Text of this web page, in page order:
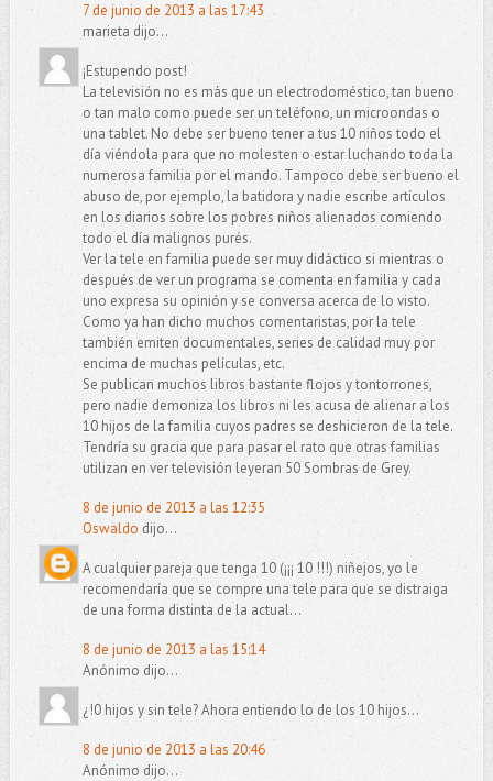
7 de junio de 2013 a las 17:43
marieta dijo...
¡Estupendo post!
La televisión no es más que un electrodoméstico, tan bueno
o tan malo como puede ser un teléfono, un microondas o
una tablet. No debe ser bueno tener a tus 10 niños todo el
día viéndola para que no molesten o estar luchando toda la
numerosa familia por el mando. Tampoco debe ser bueno el
abuso de, por ejemplo, la batidora y nadie escribe artículos
en los diarios sobre los pobres niños alienados comiendo
todo el día malignos purés.
Ver la tele en familia puede ser muy didáctico si mientras o
después de ver un programa se comenta en familia y cada
uno expresa su opinión y se conversa acerca de lo visto.
Como ya han dicho muchos comentaristas, por la tele
también emiten documentales, series de calidad muy por
encima de muchas películas, etc.
Se publican muchos libros bastante flojos y tontorrones,
pero nadie demoniza los libros ni les acusa de alienar a los
10 hijos de la familia cuyos padres se deshicieron de la tele.
Tendría su gracia que para pasar el rato que otras familias
utilizan en ver televisión leyeran 50 Sombras de Grey.
8 de junio de 2013 a las 12:35
Oswaldo dijo...
A cualquier pareja que tenga 10 (¡¡¡ 10 !!!) niñejos, yo le
recomendaría que se compre una tele para que se distraiga
de una forma distinta de la actual...
8 de junio de 2013 a las 15:14
Anónimo dijo...
¿!0 hijos y sin tele? Ahora entiendo lo de los 10 hijos...
8 de junio de 2013 a las 20:46
Anónimo dijo...